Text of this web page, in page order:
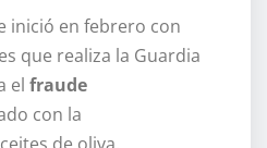
inició en febrero con
que realiza la Guardia
el fraude
con la